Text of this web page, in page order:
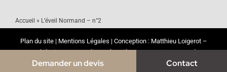
Demander un devis Contact
Accueil » L’éveil Normand – n°2
Plan du site| Mentions Légales | Conception : Matthieu Loigerot –
Webdesigner| Tous droits réservés © 2026 | Fait avec ❤️ à
Strasbourg 🥨